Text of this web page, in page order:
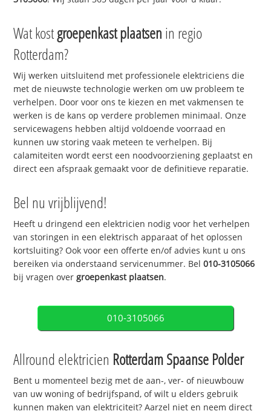
Wat kostgroepenkast plaatsen in regio
Rotterdam?
Wij werken uitsluitend met professionele elektriciens die
met de nieuwste technologie werken om uw probleem te
verhelpen. Door voor ons te kiezen en met vakmensen te
werken is de kans op verdere problemen minimaal. Onze
servicewagens hebben altijd voldoende voorraad en
kunnen uw storing vaak meteen te verhelpen. Bij
calamiteiten wordt eerst een noodvoorziening geplaatst en
direct een afspraak gemaakt voor de definitieve reparatie.
Bel nu vrijblijvend!
Heeft u dringend een elektricien nodig voor het verhelpen
van storingen in een elektrisch apparaat of het oplossen
kortsluiting? Ook voor een offerte en/of advies kunt u ons
bereiken via onderstaand servicenummer. Bel010-3105066
bij vragen over groepenkast plaatsen.
010-3105066
Allround elektricien Rotterdam Spaanse Polder
Bent u momenteel bezig met de aan-, ver- of nieuwbouw
van uw woning of bedrijfspand, of wilt u elders gebruik
kunnen maken van elektriciteit? Aarzel niet en neem direct